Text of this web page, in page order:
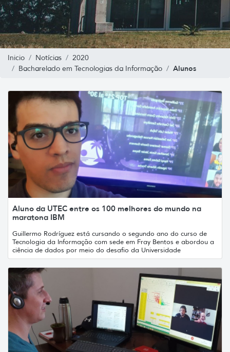
Inicio Notícias
2020
Bacharelado em Tecnologias da Informação
Alunos
Aluno da UTEC entre os 100 melhores do mundo na
maratona IBM
Guillermo Rodríguez está cursando o segundo ano do curso de
Tecnologia da Informação com sede em Fray Bentos e abordou a
ciência de dados por meio do desafio da Universidade